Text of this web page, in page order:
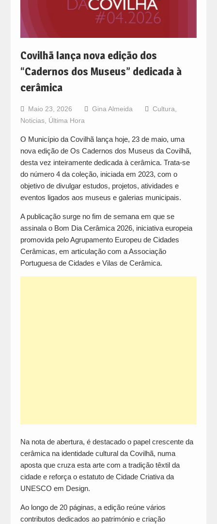
Covilhã lança nova edição dos
“Cadernos dos Museus” dedicada à
cerâmica
Maio 23, 2026 Gina Almeida Cultura
Noticias, Última Hora
O Município da Covilhã lança hoje, 23 de maio, uma
nova edição de Os Cadernos dos Museus da Covilhã,
desta vez inteiramente dedicada à cerâmica. Trata-se
do número 4 da coleção, iniciada em 2023, com o
objetivo de divulgar estudos, projetos, atividades e
eventos ligados aos museus e galerias municipais.
A publicação surge no fim de semana em que se
assinala o Bom Dia Cerâmica 2026, iniciativa europeia
promovida pelo Agrupamento Europeu de Cidades
Cerâmicas, em articulação com a Associação
Portuguesa de Cidades e Vilas de Cerâmica.
Na nota de abertura, é destacado o papel crescente da
cerâmica na identidade cultural da Covilhã, numa
aposta que cruza esta arte com a tradição têxtil da
cidade e reforça o estatuto de Cidade Criativa da
UNESCO em Design.
Ao longo de 20 páginas, a edição reúne vários
contributos dedicados ao património e criação